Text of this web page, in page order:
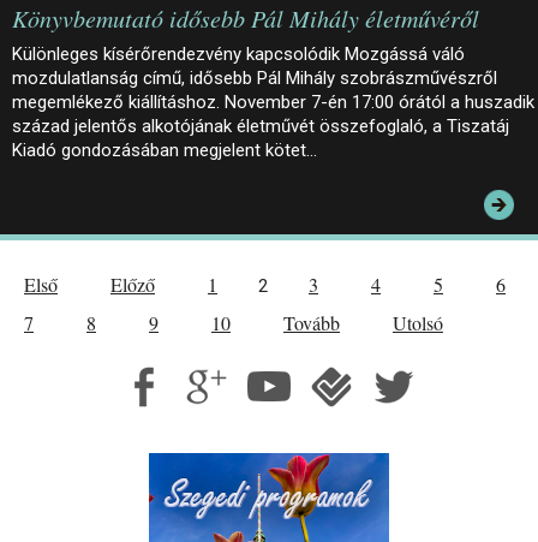
Könyvbemutató idősebb Pál Mihály életművéről
Különleges kísérőrendezvény kapcsolódik Mozgássá váló
mozdulatlanság című, idősebb Pál Mihály szobrászművészről
megemlékező kiállításhoz. November 7-én 17:00 órától a huszadik
század jelentős alkotójának életművét összefoglaló, a Tiszatáj
Kiadó gondozásában megjelent kötet…
Első Előző 1 2 3 4 5
6
7
8 9 10 Tovább Utolsó